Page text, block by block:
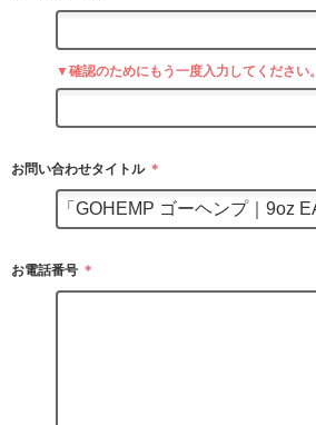
▼確認のためにもう一度入力してください。
お問い合わせタイトル ＊
お電話番号 ＊